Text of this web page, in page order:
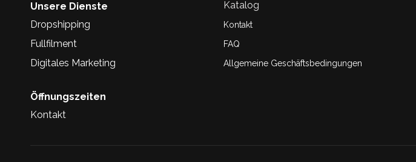
Unsere Dienste
Dropshipping
Fullfilment
Digitales Marketing
Öffnungszeiten
Kontakt
Katalog
Kontakt
FAQ
Allgemeine Geschäftsbedingungen